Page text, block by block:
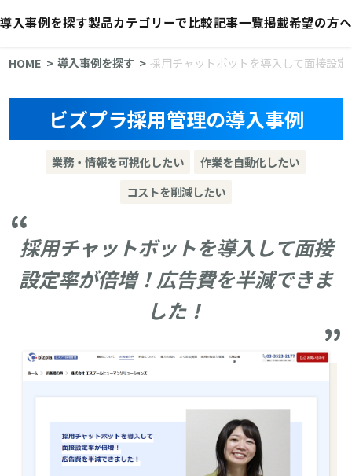
導入事例を探す製品カテゴリーで比較記事一覧掲載希望の方へ
HOME 導入事例を探す 採用チャットボットを導入して面接設
ビズプラ採用管理の導入事例
業務・情報を可視化したい
作業を自動化したい
コストを削減したい
採用チャットボットを導入して面接
設定率が倍増！広告費を半減できま
した！